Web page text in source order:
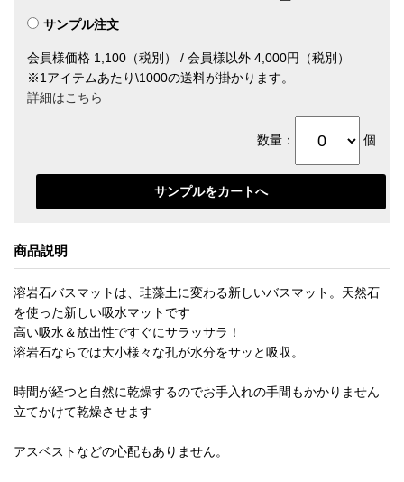
サンプル注文
会員様価格 1,100（税別） / 会員様以外 4,000円（税別）
※1アイテムあたり\1000の送料が掛かります。
詳細はこちら
数量： 個
商品説明
溶岩石バスマットは、珪藻土に変わる新しいバスマット。天然石
を使った新しい吸水マットです
高い吸水＆放出性ですぐにサラッサラ！
溶岩石ならでは大小様々な孔が水分をサッと吸収。
時間が経つと自然に乾燥するのでお手入れの手間もかかりません
立てかけて乾燥させます
アスベストなどの心配もありません。